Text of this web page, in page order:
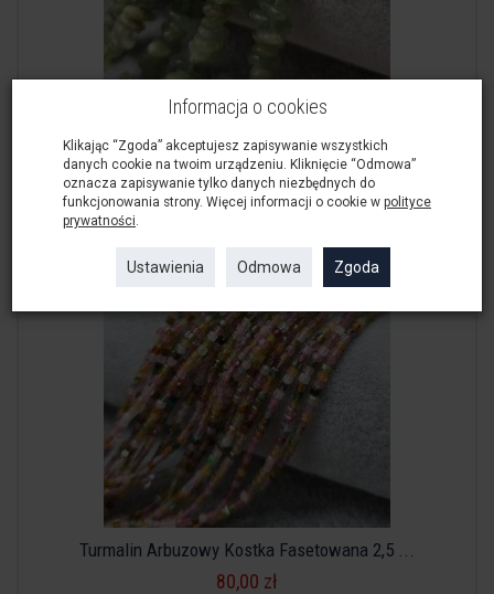
Kianit Zielony Kły 11-8x3-5 mm Kyanit
Do koszyka
Turmalin Arbuzowy Kostka Fasetowana 2,5 ...
80,00 zł
Informacja o cookies
Klikając “Zgoda” akceptujesz zapisywanie wszystkich
danych cookie na twoim urządzeniu. Kliknięcie “Odmowa”
oznacza zapisywanie tylko danych niezbędnych do
funkcjonowania strony. Więcej informacji o cookie w polityce
prywatności.
Ustawienia Odmowa Zgoda